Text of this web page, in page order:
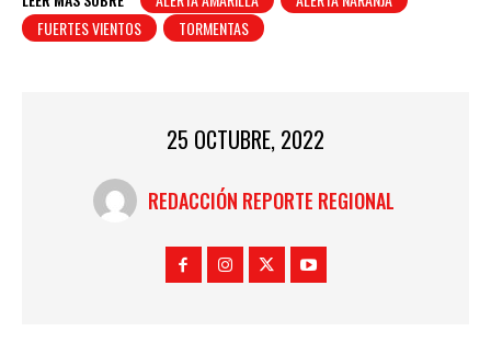
FUERTES VIENTOS
TORMENTAS
25 OCTUBRE, 2022
REDACCIÓN REPORTE REGIONAL